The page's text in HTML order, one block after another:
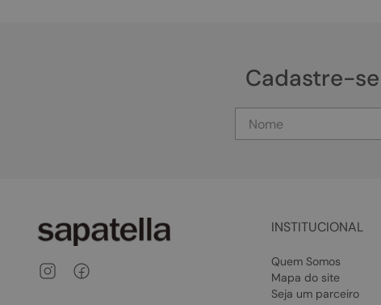
Cadastre-
INSTITUCIONAL
Quem Somos
Mapa do site
Seja um parceiro